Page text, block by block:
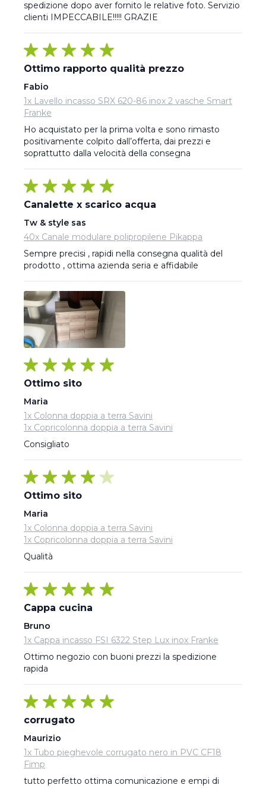
spedizione dopo aver fornito le relative foto. Servizio
clienti IMPECCABILE!!!!! GRAZIE
Ottimo rapporto qualità prezzo
Fabio
1x Lavello incasso SRX 620-86 inox 2 vasche Smart
Franke
Ho acquistato per la prima volta e sono rimasto
positivamente colpito dall’offerta, dai prezzi e
soprattutto dalla velocità della consegna
Canalette x scarico acqua
Tw & style sas
40x Canale modulare polipropilene Pikappa
Sempre precisi , rapidi nella consegna qualità del
prodotto , ottima azienda seria e affidabile
Ottimo sito
Maria
1x Colonna doppia a terra Savini
1x Copricolonna doppia a terra Savini
Consigliato
Ottimo sito
Maria
1x Colonna doppia a terra Savini
1x Copricolonna doppia a terra Savini
Qualità
Cappa cucina
Bruno
1x Cappa incasso FSI 6322 Step Lux inox Franke
Ottimo negozio con buoni prezzi la spedizione
rapida
corrugato
Maurizio
1x Tubo pieghevole corrugato nero in PVC CF18
Fimp
tutto perfetto ottima comunicazione e empi di